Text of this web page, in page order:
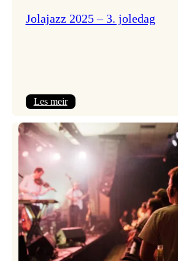
Jolajazz 2025 – 3. joledag
Les meir:
2025
–
joledag